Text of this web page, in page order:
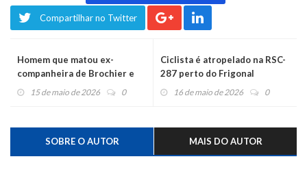
Compartilhar no Twitter
Homem que matou ex-
companheira de Brochier e
abandonou filho em ônibus é
15 de maio de 2026 0
Ciclista é atropelado na RSC-
287 perto do Frigonal
16 de maio de 2026 0
SOBRE O AUTOR MAIS DO AUTOR